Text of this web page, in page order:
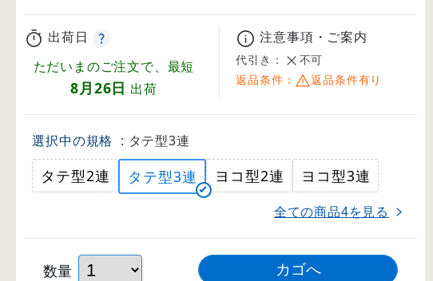
出荷日
ただいまのご注文で、最短
8月26日 出荷
注意事項・ご案内
代引き：
不可
返品条件：
返品条件有り
選択中の規格 : タテ型3連
タテ型2連 タテ型3連 ヨコ型2連 ヨコ型3連
全ての商品4を見る
数量